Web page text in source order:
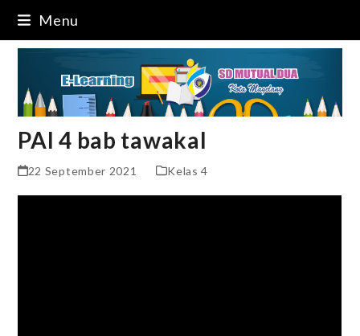
content
Menu
PAI 4 bab tawakal
22 September 2021 Kelas 4